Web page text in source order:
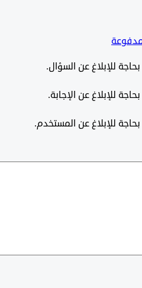
عن السؤال.
عن الإجابة.
عن المستخدم.